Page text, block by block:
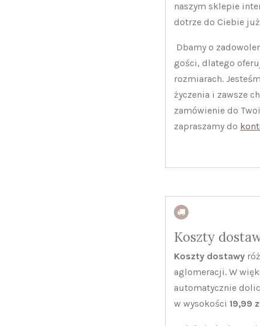
naszym sklepie
dotrze do Ciebie
Dbamy o
gości, dlatego
rozmiarach.
życzenia i zawsze
zamówienie do
zapraszamy do
Koszty
Koszty dostawy
aglomeracji. W
automatycznie
w wysokości 19,99